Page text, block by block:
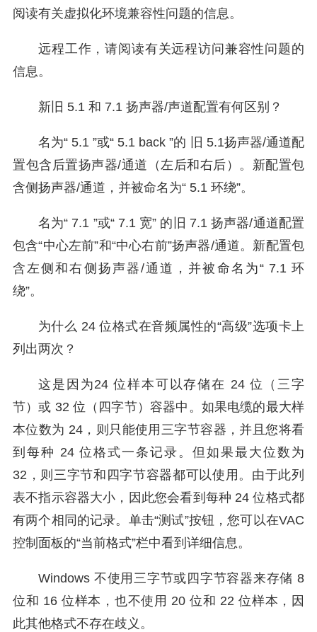
阅读有关虚拟化环境兼容性问题的信息。
远程工作，请阅读有关远程访问兼容性问题的
信息。
新旧 5.1 和 7.1 扬声器/声道配置有何区别？
名为“ 5.1 ”或“ 5.1 back ”的 旧 5.1扬声器/通道配
置包含后置扬声器/通道（左后和右后）。新配置包
含侧扬声器/通道，并被命名为“ 5.1 环绕”。
名为“ 7.1 ”或“ 7.1 宽” 的旧 7.1 扬声器/通道配置
包含“中心左前”和“中心右前”扬声器/通道。新配置包
含左侧和右侧扬声器/通道，并被命名为“ 7.1 环
绕”。
为什么 24 位格式在音频属性的“高级”选项卡上
列出两次？
这是因为24 位样本可以存储在 24 位（三字
节）或 32 位（四字节）容器中。如果电缆的最大样
本位数为 24，则只能使用三字节容器，并且您将看
到每种 24 位格式一条记录。但如果最大位数为
32，则三字节和四字节容器都可以使用。由于此列
表不指示容器大小，因此您会看到每种 24 位格式都
有两个相同的记录。单击“测试”按钮，您可以在VAC
控制面板的“当前格式”栏中看到详细信息。
Windows 不使用三字节或四字节容器来存储 8
位和 16 位样本，也不使用 20 位和 22 位样本，因
此其他格式不存在歧义。